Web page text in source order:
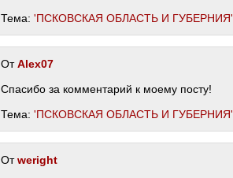
Тема: 'ПСКОВСКАЯ ОБЛАСТЬ И ГУБЕРНИЯ'
ОтAlex07
Спасибо за комментарий к моему посту!
Тема: 'ПСКОВСКАЯ ОБЛАСТЬ И ГУБЕРНИЯ'
Отweright